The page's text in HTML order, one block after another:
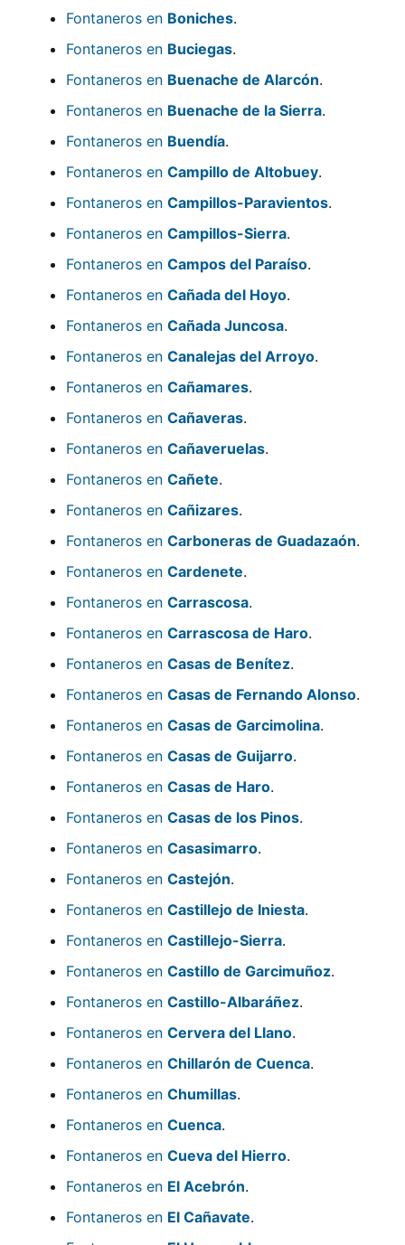
Fontaneros en Boniches.
Fontaneros en Buciegas.
Fontaneros en Buenache de Alarcón.
Fontaneros en Buenache de la Sierra.
Fontaneros en Buendía.
Fontaneros en Campillo de Altobuey.
Fontaneros en Campillos-Paravientos.
Fontaneros en Campillos-Sierra.
Fontaneros en Campos del Paraíso.
Fontaneros en Cañada del Hoyo.
Fontaneros en Cañada Juncosa.
Fontaneros en Canalejas del Arroyo.
Fontaneros en Cañamares.
Fontaneros en Cañaveras.
Fontaneros en Cañaveruelas.
Fontaneros en Cañete.
Fontaneros en Cañizares.
Fontaneros en Carboneras de Guadazaón.
Fontaneros en Cardenete.
Fontaneros en Carrascosa.
Fontaneros en Carrascosa de Haro.
Fontaneros en Casas de Benítez.
Fontaneros en Casas de Fernando Alonso.
Fontaneros en Casas de Garcimolina.
Fontaneros en Casas de Guijarro.
Fontaneros en Casas de Haro.
Fontaneros en Casas de los Pinos.
Fontaneros en Casasimarro.
Fontaneros en Castejón.
Fontaneros en Castillejo de Iniesta.
Fontaneros en Castillejo-Sierra.
Fontaneros en Castillo de Garcimuñoz.
Fontaneros en Castillo-Albaráñez.
Fontaneros en Cervera del Llano.
Fontaneros en Chillarón de Cuenca.
Fontaneros en Chumillas.
Fontaneros en Cuenca.
Fontaneros en Cueva del Hierro.
Fontaneros en El Acebrón.
Fontaneros en El Cañavate.